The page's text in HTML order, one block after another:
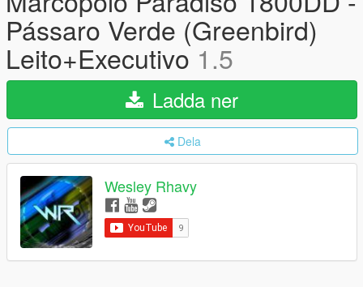
Pássaro Verde (Greenbird)
Leito+Executivo 1.5
Ladda ner
Dela
Wesley Rhavy